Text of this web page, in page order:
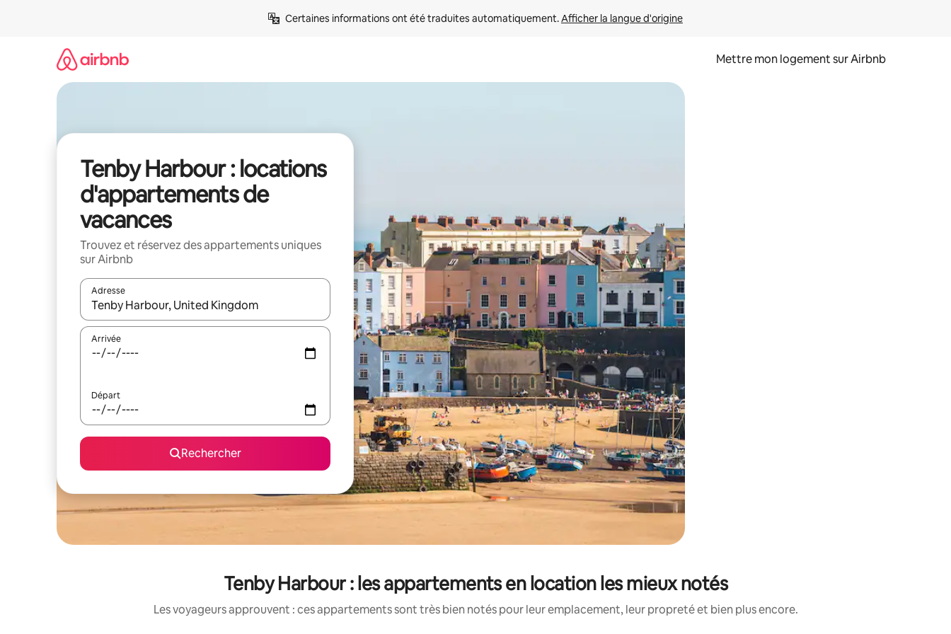
Certaines informations ont été traduites automatiquement. Afficher la langue d'origine
Mettre mon logement sur Airbnb
Tenby Harbour : locations
d'appartements de
vacances
Trouvez et réservez des appartements uniques
sur Airbnb
Adresse
Lorsque les résultats s'affichent, utilisez les flèches vers le haut et vers le bas pour les parcourir ou en appuyant et en faisant glisser.
Arrivée
Départ
Rechercher
Tenby Harbour : les appartements en location les mieux notés
Les voyageurs approuvent : ces appartements sont très bien notés pour leur emplacement, leur propreté et bien plus encore.